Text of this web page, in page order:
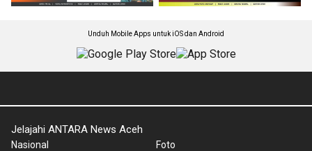
Unduh Mobile Apps untuk iOS dan Android
Jelajahi ANTARA News Aceh
Nasional
Foto